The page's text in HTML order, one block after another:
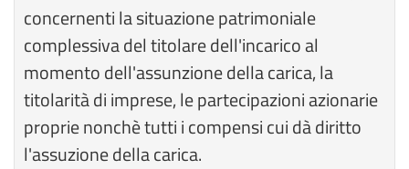
concernenti la situazione patrimoniale
complessiva del titolare dell'incarico al
momento dell'assunzione della carica, la
titolarità di imprese, le partecipazioni azionarie
proprie nonchè tutti i compensi cui dà diritto
l'assuzione della carica.